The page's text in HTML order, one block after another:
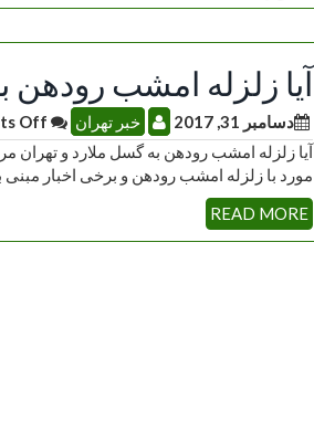
آیا زلزله امشب
دسامبر 31, 2017 خبر تهران
آیا زلزله امشب رودهن به گسل ملارد و
مورد با زلزله امشب رودهن و برخی اخبار مبنی
READ MORE